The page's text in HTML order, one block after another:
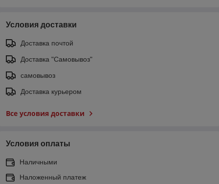
Условия доставки
Доставка почтой
Доставка "Самовывоз"
самовывоз
Доставка курьером
Все условия доставки
Условия оплаты
Наличными
Наложенный платеж